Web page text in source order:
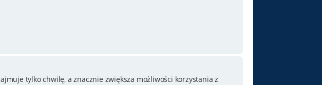
tylko chwilę, a znacznie zwiększa możliwości korzystania z